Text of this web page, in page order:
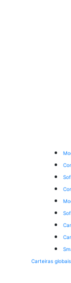
Carteiras globais